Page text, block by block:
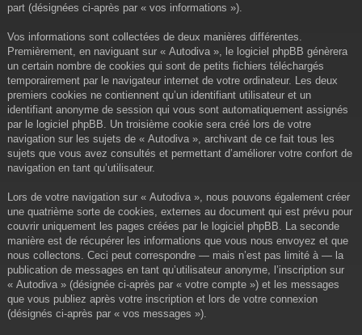
part (désignées ci-après par « vos informations »).
Vos informations sont collectées de deux manières différentes.
Premièrement, en naviguant sur « Autodiva », le logiciel phpBB génèrera
un certain nombre de cookies qui sont de petits fichiers téléchargés
temporairement par le navigateur internet de votre ordinateur. Les deux
premiers cookies ne contiennent qu’un identifiant utilisateur et un
identifiant anonyme de session qui vous sont automatiquement assignés
par le logiciel phpBB. Un troisième cookie sera créé lors de votre
navigation sur les sujets de « Autodiva », archivant de ce fait tous les
sujets que vous avez consultés et permettant d’améliorer votre confort de
navigation en tant qu’utilisateur.
Lors de votre navigation sur « Autodiva », nous pouvons également créer
une quatrième sorte de cookies, externes au document qui est prévu pour
couvrir uniquement les pages créées par le logiciel phpBB. La seconde
manière est de récupérer les informations que vous nous envoyez et que
nous collectons. Ceci peut correspondre — mais n’est pas limité à — la
publication de messages en tant qu’utilisateur anonyme, l’inscription sur
« Autodiva » (désignée ci-après par « votre compte ») et les messages
que vous publiez après votre inscription et lors de votre connexion
(désignés ci-après par « vos messages »).